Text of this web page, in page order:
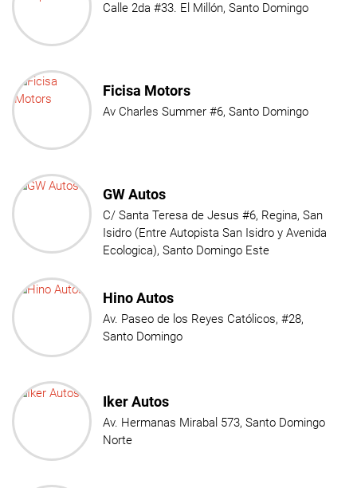
Calle 2da #33. El Millón, Santo Domingo
Ficisa Motors
Av Charles Summer #6, Santo Domingo
GW Autos
C/ Santa Teresa de Jesus #6, Regina, San
Isidro (Entre Autopista San Isidro y Avenida
Ecologica), Santo Domingo Este
Hino Autos
Av. Paseo de los Reyes Católicos, #28,
Santo Domingo
Iker Autos
Av. Hermanas Mirabal 573, Santo Domingo
Norte